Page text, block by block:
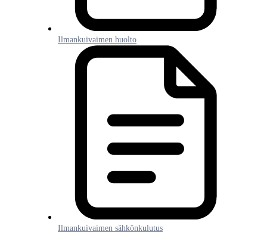
Ilmankuivaimen huolto
Ilmankuivaimen sähkönkulutus